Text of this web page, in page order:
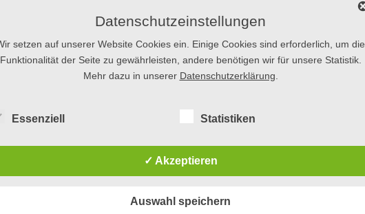
Datenschutzeinstellungen
setzen auf unserer Website Cookies ein. Einige Cookies sind erforderlich, um die
Funktionalität der Seite zu gewährleisten, andere benötigen wir für unsere Statistik.
Mehr dazu in unserer Datenschutzerklärung
Essenziell Statistiken
✓ Akzeptieren
Auswahl speichern